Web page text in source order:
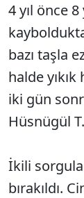
4 yıl önce
bazı taşla
halde
iki gün
Hüsnügül
İkili
bırakıldı.